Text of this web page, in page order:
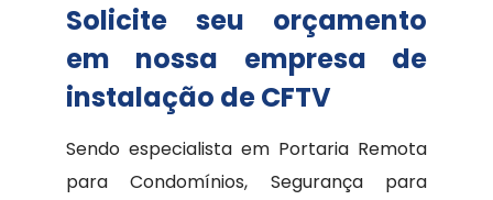
Solicite seu orçamento
em nossa empresa de
instalação de CFTV
Sendo especialista em Portaria Remota
para Condomínios, Segurança para